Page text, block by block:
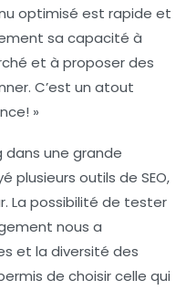
optimisé est rapide et
sa capacité à
et à proposer des
C’est un atout
»
dans une grande
plusieurs outils de SEO,
La possibilité de tester
nous a
et la diversité des
de choisir celle qui